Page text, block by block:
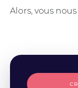
Alors, vous